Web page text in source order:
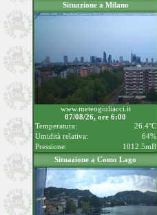
Situazione a Milano
www.meteogiuliacci.it
07/08/26, ore 6:00
Temperatura:
26.4°C
Umidità relativa:
64%
Pressione:
1012.5mB
Situazione a Como Lago